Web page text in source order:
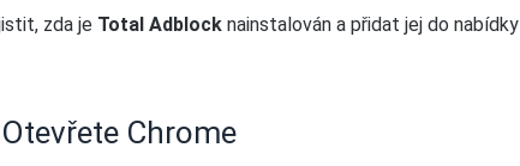
zda je Total Adblock nainstalován a přidat jej do nabídky
Otevřete Chrome